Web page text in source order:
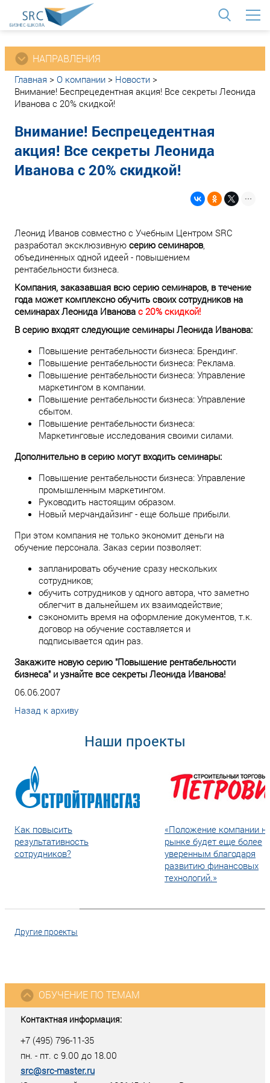
НАПРАВЛЕНИЯ
Главная > О компании > Новости >
Внимание! Беспрецедентная акция! Все секреты Леонида
Иванова с 20% скидкой!
Внимание! Беспрецедентная
акция! Все секреты Леонида
Иванова с 20% скидкой!
Леонид Иванов совместно с Учебным Центром SRC
разработал эксклюзивную серию семинаров,
объединенных одной идеей - повышением
рентабельности бизнеса.
Компания, заказавшая всю серию семинаров, в течение
года может комплексно обучить своих сотрудников на
семинарах Леонида Иванова с 20% скидкой!
В серию входят следующие семинары Леонида Иванова:
Повышение рентабельности бизнеса: Брендинг.
Повышение рентабельности бизнеса: Реклама.
Повышение рентабельности бизнеса: Управление
маркетингом в компании.
Повышение рентабельности бизнеса: Управление
сбытом.
Повышение рентабельности бизнеса:
Маркетинговые исследования своими силами.
Дополнительно в серию могут входить семинары:
Повышение рентабельности бизнеса: Управление
промышленным маркетингом.
Руководить настоящим образом.
Новый мерчандайзинг - еще больше прибыли.
При этом компания не только экономит деньги на
обучение персонала. Заказ серии позволяет:
запланировать обучение сразу нескольких
сотрудников;
обучить сотрудников у одного автора, что заметно
облегчит в дальнейшем их взаимодействие;
сэкономить время на оформление документов, т.к.
договор на обучение составляется и
подписывается один раз.
Закажите новую серию "Повышение рентабельности
бизнеса" и узнайте все секреты Леонида Иванова!
06.06.2007
Назад к архиву
Наши проекты
Как повысить
результативность
сотрудников?
«Положение компании
рынке будет еще более
уверенным благодаря
развитию финансовых
технологий.»
Другие проекты
Контактная информация:
+7 (495) 796-11-35
пн. - пт. с 9.00 до 18.00
src@src-master.ru
ОБУЧЕНИЕ ПО ТЕМАМ